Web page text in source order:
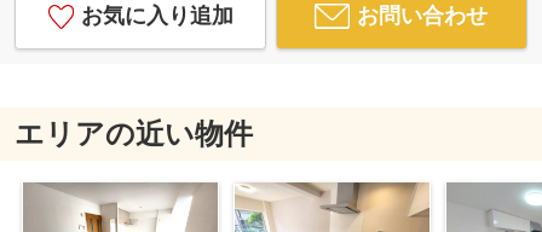
お気に入り追加 お問い合わせ
エリアの近い物件